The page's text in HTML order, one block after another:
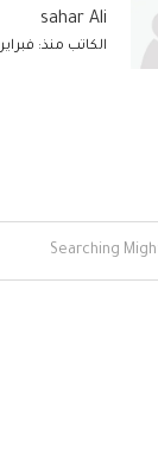
sahar Ali
الكاتب منذ: فبراير 17, 2023